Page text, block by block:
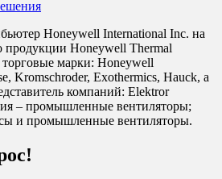
Honeywell International Inc. на
Honeywell Thermal
марки: Honeywell
Kromschroder, Exothermics, Hauck, а
компаний: Elektror
– промышленные вентиляторы;
и промышленные вентиляторы.